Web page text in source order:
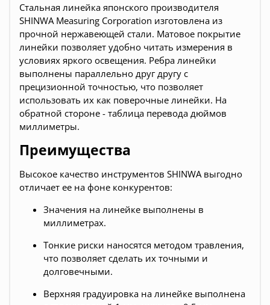
Стальная линейка японского производителя
SHINWA Measuring Corporation изготовлена из
прочной нержавеющей стали. Матовое покрытие
линейки позволяет удобно читать измерения в
условиях яркого освещения. Ребра линейки
выполнены параллельно друг другу с
прецизионной точностью, что позволяет
использовать их как поверочные линейки. На
обратной стороне - таблица перевода дюймов
миллиметры.
Преимущества
Высокое качество инструментов SHINWA выгодно
отличает ее на фоне конкурентов:
Значения на линейке выполнены в
миллиметрах.
Тонкие риски наносятся методом травления,
что позволяет сделать их точными и
долговечными.
Верхняя градуировка на линейке выполнена